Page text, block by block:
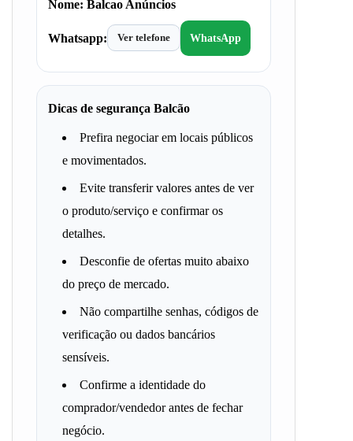
Nome: Balcao Anúncios
Whatsapp: Ver telefone WhatsApp
Dicas de segurança Balcão
Prefira negociar em locais públicos
e movimentados.
Evite transferir valores antes de ver
o produto/serviço e confirmar os
detalhes.
Desconfie de ofertas muito abaixo
do preço de mercado.
Não compartilhe senhas, códigos de
verificação ou dados bancários
sensíveis.
Confirme a identidade do
comprador/vendedor antes de fechar
negócio.